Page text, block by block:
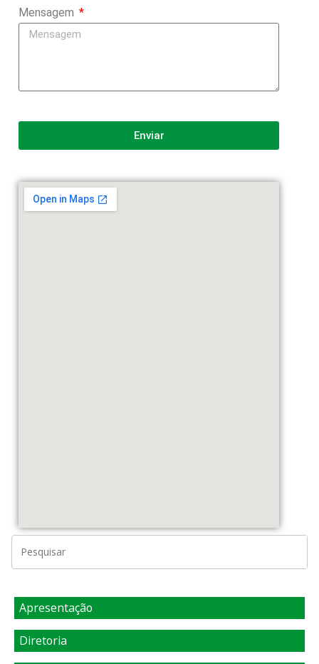
Mensagem
Enviar
Apresentação
Diretoria